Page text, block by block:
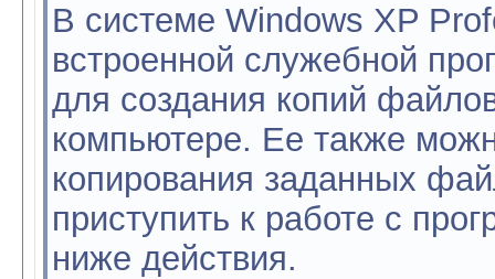
В системе Windows XP
встроенной служебной
для создания копий
компьютере. Ее также
копирования заданных
приступить к работе с
ниже действия.